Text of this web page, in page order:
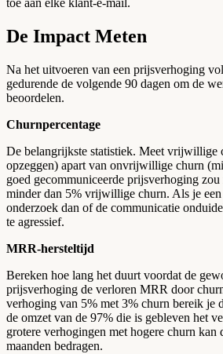
toe aan elke klant-e-mail.
De Impact Meten
Na het uitvoeren van een prijsverhoging
gedurende de volgende 90 dagen om de
beoordelen.
Churnpercentage
De belangrijkste statistiek. Meet vrijwillige
opzeggen) apart van onvrijwillige churn
goed gecommuniceerde prijsverhoging zou
minder dan 5% vrijwillige churn. Als je een
onderzoek dan of de communicatie
te agressief.
MRR-hersteltijd
Bereken hoe lang het duurt voordat de
prijsverhoging de verloren MRR door
verhoging van 5% met 3% churn bereik je
de omzet van de 97% die is gebleven het
grotere verhogingen met hogere churn kan
maanden bedragen.